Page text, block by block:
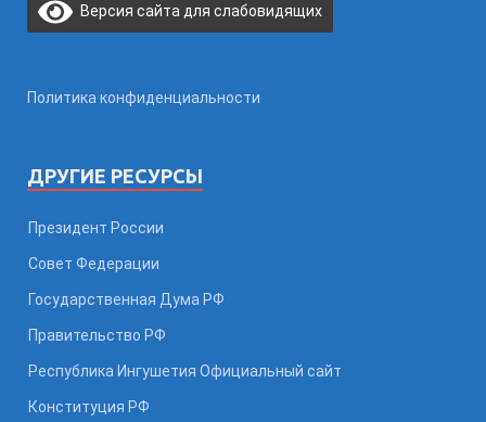
Версия сайта для слабовидящих
Политика конфиденциальности
ДРУГИЕ РЕСУРСЫ
Президент России
Совет Федерации
Государственная Дума РФ
Правительство РФ
Республика Ингушетия Официальный сайт
Конституция РФ